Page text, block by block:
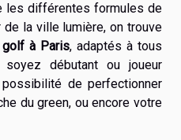
les différentes formules de
la ville lumière, on trouve
à Paris, adaptés à tous
débutant ou joueur
de perfectionner
du green, ou encore votre